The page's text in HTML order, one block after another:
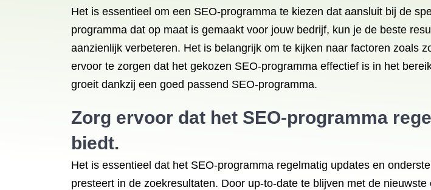
Het is essentieel om een SEO-programma te kiezen dat aansluit bij de
programma dat op maat is gemaakt voor jouw bedrijf, kun je de beste
aanzienlijk verbeteren. Het is belangrijk om te kijken naar factoren zoals
ervoor te zorgen dat het gekozen SEO-programma effectief is in het
groeit dankzij een goed passend SEO-programma.
Zorg ervoor dat het SEO-programma
biedt.
Het is essentieel dat het SEO-programma regelmatig updates en
presteert in de zoekresultaten. Door up-to-date te blijven met de